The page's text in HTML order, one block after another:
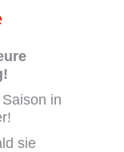
in
sie